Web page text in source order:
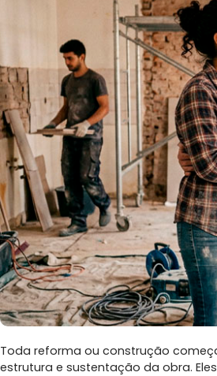
Toda reforma ou construção
estrutura e sustentação da obra.